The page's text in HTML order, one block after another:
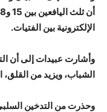
الإلكترونية بين الفتيات.
وأشارت عبيدات إلى أن
الشباب، ويزيد من القلق،
وحذرت من التدخين